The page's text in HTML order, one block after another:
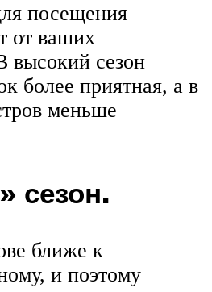
посещения
от ваших
высокий сезон
более приятная, а в
меньше
сезон.
ближе к
и поэтому